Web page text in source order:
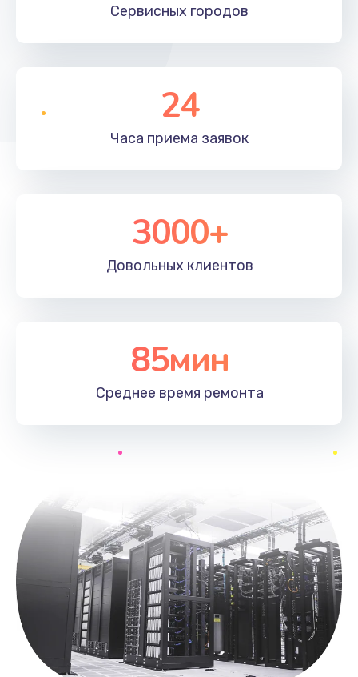
Сервисных городов
24
Часа приема заявок
3000+
Довольных клиентов
85мин
Среднее время ремонта